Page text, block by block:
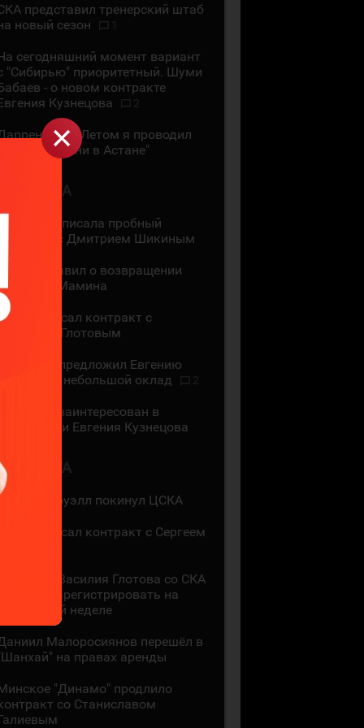
представил тренерский штаб
новый сезон
сегодняшний момент вариант
"Сибирью" приоритетный. Шуми
- о новом контракте
Кузнецова
Диц: "Летом я проводил
много времени в Астане"
3 АВГУСТА
"Лада" подписала пробный
контракт с Дмитрием Шикиным
ЦСКА объявил о возвращении
Мамина
подписал контракт с
Василием Глотовым
"Трактор" предложил Евгению
Кузнецову небольшой оклад
"Трактор" заинтересован в
подписании Евгения Кузнецова
АВГУСТА
Холлоуэлл покинул ЦСКА
СКА подписал контракт с Сергеем
Контракт Василия Глотова со СКА
должны зарегистрировать на
следующей неделе
Малоросиянов перешёл в
на правах аренды
"Динамо" продлило
со Станиславом